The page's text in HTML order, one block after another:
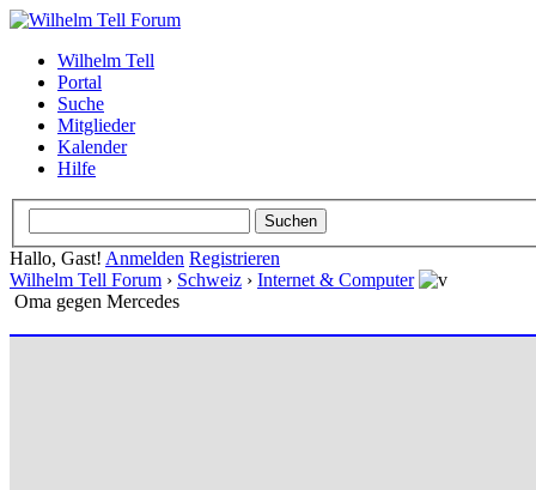
Wilhelm Tell
Portal
Suche
Mitglieder
Kalender
Hilfe
Hallo, Gast! Anmelden Registrieren
Wilhelm Tell Forum › Schweiz › Internet & Computer
Oma gegen Mercedes